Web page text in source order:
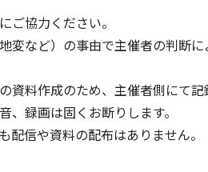
ご協力ください。
変など）の事由で主催者の判断
資料作成のため、主催者側にて
、録画は固くお断りします。
配信や資料の配布はありません。